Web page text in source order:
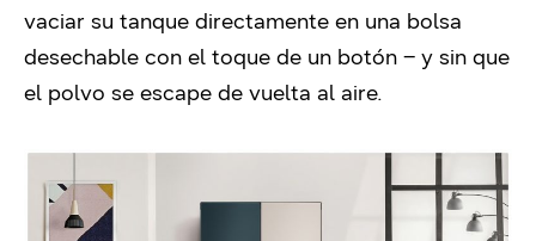
vaciar su tanque directamente en una bolsa
desechable con el toque de un botón – y sin que
el polvo se escape de vuelta al aire.